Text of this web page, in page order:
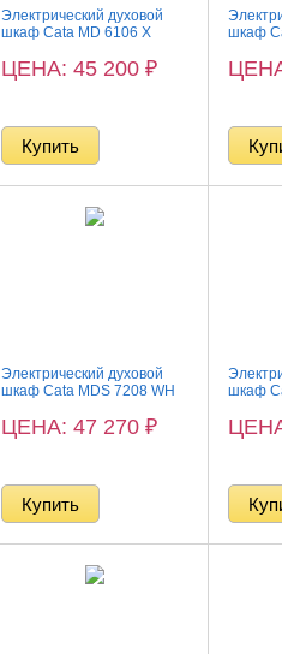
Электрический духовой
шкаф Cata MD 6106 X
ЦЕНА: 45 200₽
шкаф
Электрический духовой
шкаф Cata MDS 7208 WH
ЦЕНА: 47 270₽
шкаф